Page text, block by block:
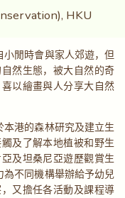
HKU
小閒時會與家人郊遊，但
然生態，被大自然的奇
以繪畫與人分享大自然
本港的森林研究及建立生
及了解本地植被和野生
及坦桑尼亞遊歷觀賞生
為不同機構舉辦給予幼兒
又擔任各活動及課程導